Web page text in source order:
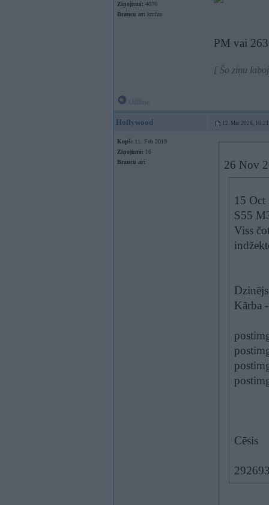
Ziņojumi: 4076
Braucu ar: kruīzu
PM vai
[ Šo ziņu
Hollywood 12. Mar 2026, 16:21
Kopš: 11. Feb 2019
Ziņojumi: 16
Braucu ar:
26 Nov
15
S55
Viss
Kārba
Cēsis